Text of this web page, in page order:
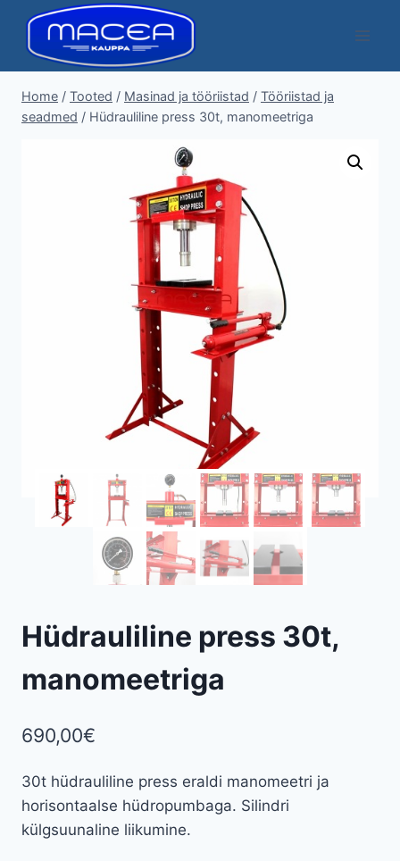
content
Home / Tooted / Masinad ja tööriistad / Tööriistad ja
seadmed / Hüdrauliline press 30t, manomeetriga
Hüdrauliline press 30t,
manomeetriga
690,00€
30t hüdrauliline press eraldi manomeetri ja
horisontaalse hüdropumbaga. Silindri
külgsuunaline liikumine.